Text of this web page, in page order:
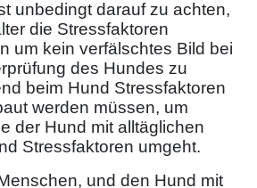
unbedingt darauf zu achten,
die Stressfaktoren
um kein verfälschtes Bild bei
des Hundes zu
beim Hund Stressfaktoren
werden müssen, um
der Hund mit alltäglichen
Stressfaktoren umgeht.
und den Hund mit